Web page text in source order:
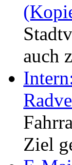
auch
Ziel